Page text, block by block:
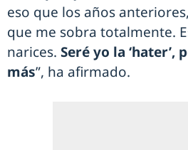
eso que los años
que me sobra totalmente.
narices. Seré yo la ‘hater’,
más”, ha afirmado.